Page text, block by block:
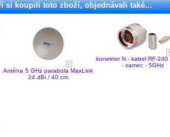
si koupili toto zboží, objednávali také...
Anténa 5 GHz parabola MaxLink
24 dBi / 40 cm
konektor N - kabel RF-240
- samec - 5GHz